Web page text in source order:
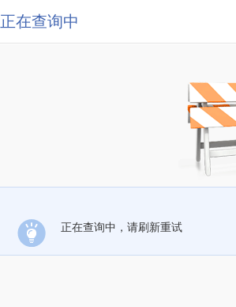
正在查询中
正在查询中，请刷新重试